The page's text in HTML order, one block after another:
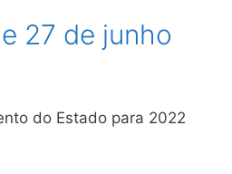
27 de junho
do Estado para 2022